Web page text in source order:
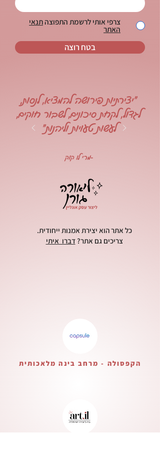
צרפי אותי לרשמת התפוצהתנאי
האתר
בטח רוצה
כל אתר הוא יצירת אמנות ייחודית.
צריכים גם אתר?דברו איתי
"יצירתיות פירושה להמציא, לנסות,
לגדול, לקחת סיכונים, לשבור חוקים,
לעשות טעויות וליהנות"
-מרי לו קוק
הקפסולה - מרחב בינה מלאכותית